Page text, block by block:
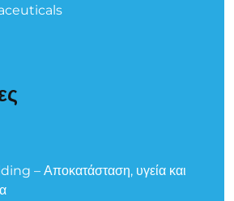
– Αποκατάσταση, υγεία και